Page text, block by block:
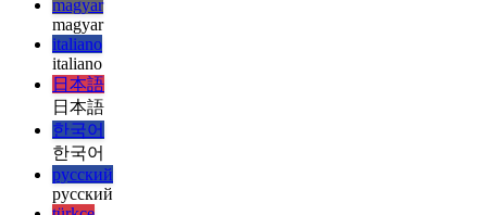
עברית
हिन्दी
हिन्दी
magyar
magyar
italiano
italiano
日本語
日本語
한국어